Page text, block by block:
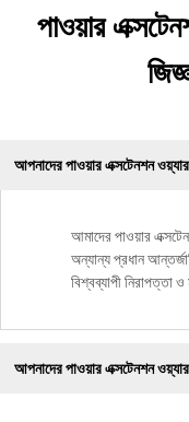
পাওয়ার
আপনাদের পাওয়ার এক্সটেনশন
আমাদের পাওয়ার
অন্যান্য প্রধান
বিশ্বব্যাপী নিরাপত্তা
আপনাদের পাওয়ার এক্সটেনশন